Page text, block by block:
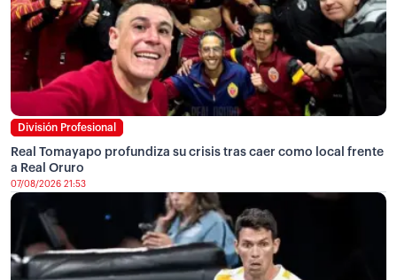
División Profesional
Real Tomayapo profundiza su crisis tras caer como local frente
a Real Oruro
07/08/2026 21:53